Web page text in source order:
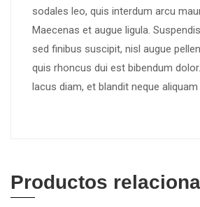
sodales leo, quis interdum arcu
Maecenas et augue ligula.
sed finibus suscipit, nisl augue
quis rhoncus dui est bibendum
lacus diam, et blandit neque aliquam
Productos